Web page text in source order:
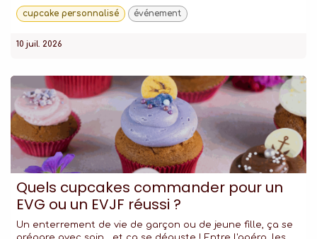
cupcake personnalisé événement
10 juil. 2026
Quels cupcakes commander pour un
EVG ou un EVJF réussi ?
Un enterrement de vie de garçon ou de jeune fille, ça se